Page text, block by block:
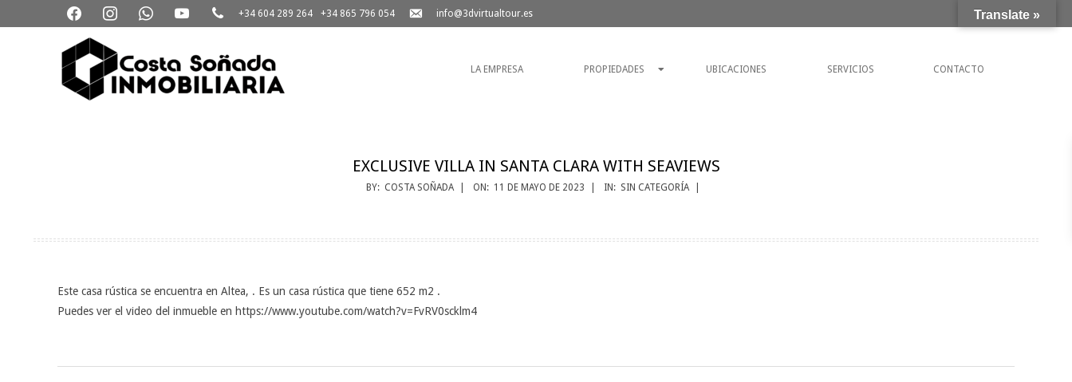
to
facebook instagramwhatsapp youtube phone
+34 604 289 264 +34 865 796 054
email-
alt
info@3dvirtualtour.es
LA EMPRESA PROPIEDADES UBICACIONES SERVICIOS CONTACTO
EXCLUSIVE VILLA IN SANTA CLARA WITH SEAVIEWS
BY: COSTA SOÑADA ON: 11 DE MAYO DE 2023 IN: SIN CATEGORÍA
Este casa rústica se encuentra en Altea, . Es un casa rústica que tiene 652 m2 .
Puedes ver el video del inmueble en https://www.youtube.com/watch?v=FvRV0scklm4
Translate »